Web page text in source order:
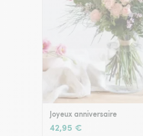
Joyeux anniversaire
42,95 €